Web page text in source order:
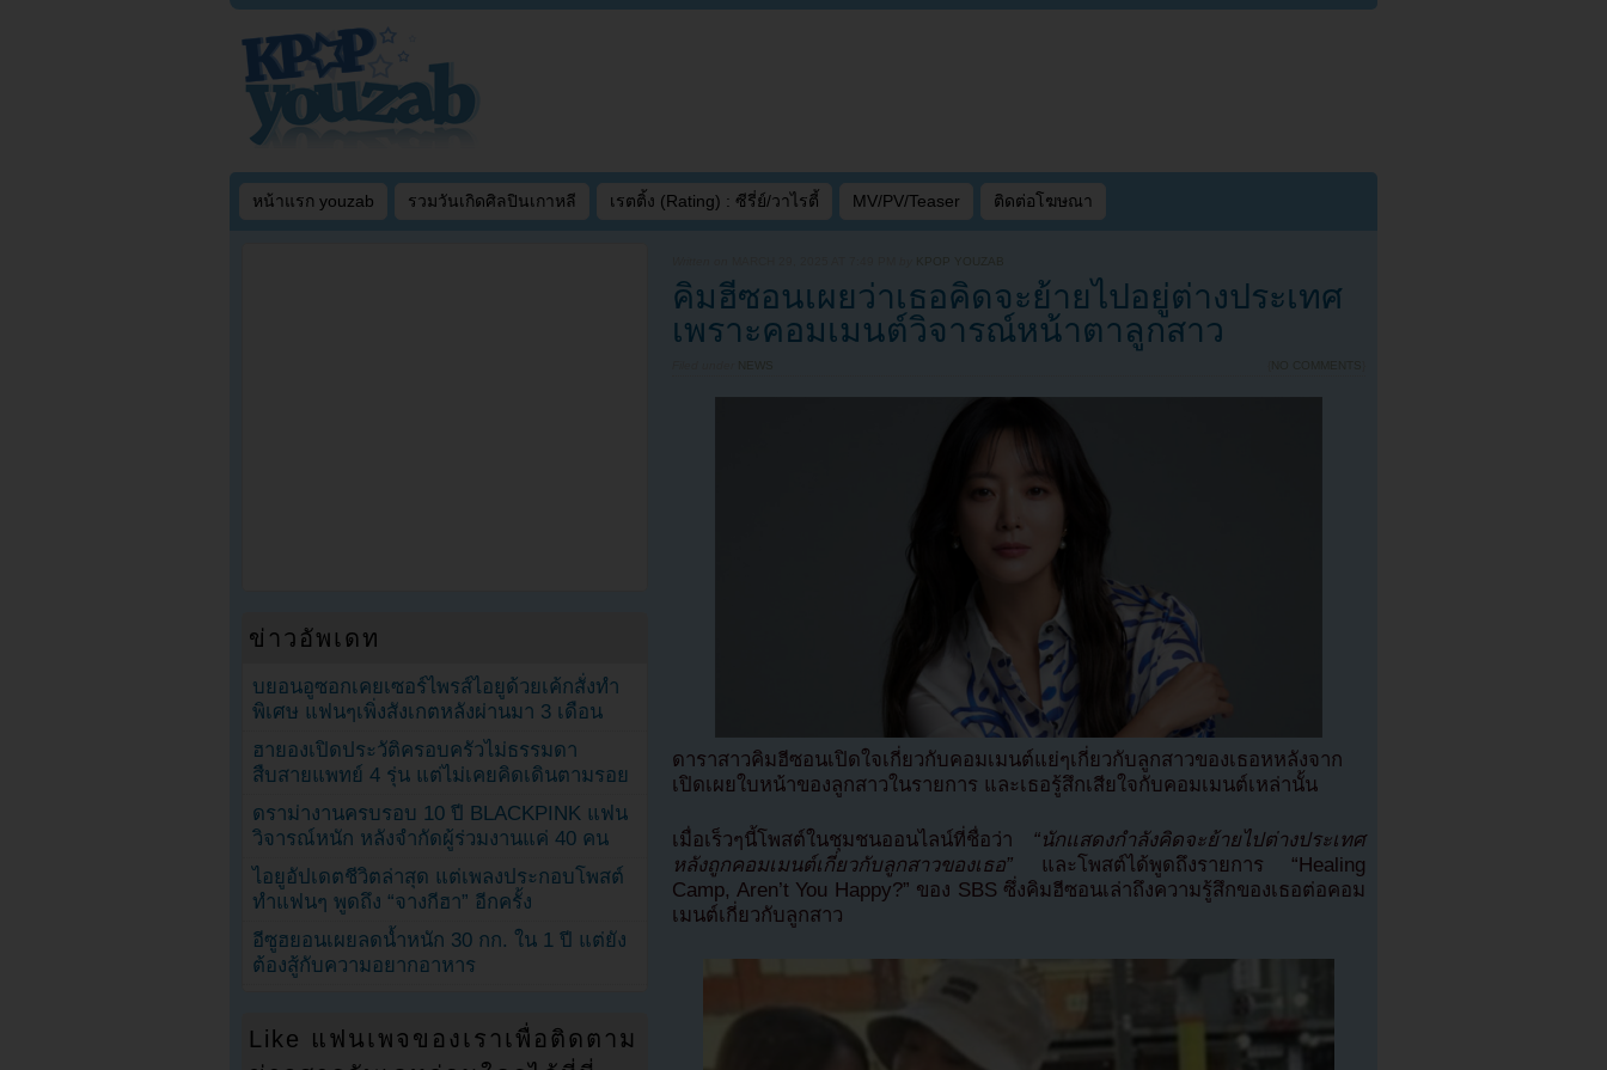
หน้าแรก youzab รวมวันเกิดศิลปินเกาหลี เรตติ้ง (Rating) : ซีรี่ย์/วาไรตี้ MV/PV/Teaser ติดต่อโฆษณา
KPOP YOUZAB
คิมฮีซอนเผยว่าเธอคิดจะย้ายไปอยู่ต่างประเทศ
เพราะคอมเมนต์วิจารณ์หน้าตาลูกสาว
NEWS NO COMMENTS
ดาราสาวคิมฮีซอนเปิดใจเกี่ยวกับคอมเมนต์แย่ๆเกี่ยวกับลูกสาวของเธอหหลังจาก
เปิดเผยใบหน้าของลูกสาวในรายการ และเธอรู้สึกเสียใจกับคอมเมนต์เหล่านั้น
เมื่อเร็วๆนี้โพสต์ในชุมชนออนไลน์ที่ชื่อว่า “นักแสดงกำลังคิดจะย้ายไปต่างประเทศ
หลังถูกคอมเมนต์เกี่ยวกับลูกสาวของเธอ”
และโพสต์ได้พูดถึงรายการ “Healing
Camp, Aren’t You Happy?” ของ SBS ซึ่งคิมฮีซอนเล่าถึงความรู้สึกของเธอต่อคอม
เมนต์เกี่ยวกับลูกสาว
ข่าวอัพเดท
บยอนอูซอกเคยเซอร์ไพรส์ไอยูด้วยเค้กสั่งทำ
พิเศษ แฟนๆเพิ่งสังเกตหลังผ่านมา 3 เดือน
ฮายองเปิดประวัติครอบครัวไม่ธรรมดา
สืบสายแพทย์ 4 รุ่น แต่ไม่เคยคิดเดินตามรอย
ดราม่างานครบรอบ 10 ปี BLACKPINK แฟน
วิจารณ์หนัก หลังจำกัดผู้ร่วมงานแค่ 40 คน
ไอยูอัปเดตชีวิตล่าสุด แต่เพลงประกอบโพสต์
ทำแฟนๆ พูดถึง “จางกีฮา” อีกครั้ง
อีซูฮยอนเผยลดน้ำหนัก 30 กก. ใน 1 ปี แต่ยัง
ต้องสู้กับความอยากอาหาร
Like แฟนเพจของเราเพื่อติดตาม